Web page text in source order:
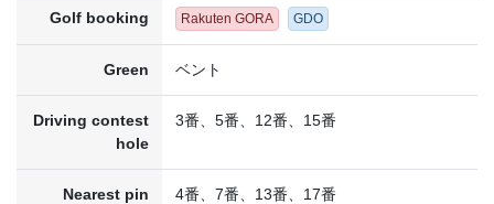
Golf booking Rakuten GORA GDO
Green ベント
Driving contest
hole
3番、5番、12番、15番
Nearest pin
4番、7番、13番、17番